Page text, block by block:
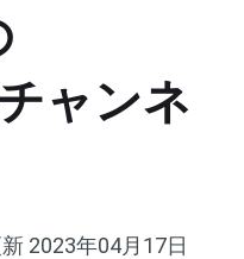
ャンネ
2023年04月17日